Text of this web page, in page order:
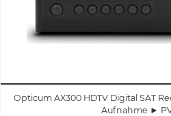
Opticum AX300 HDTV Digital SAT
Aufnahme ►